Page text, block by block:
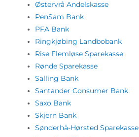
Østervrå Andelskasse
PenSam Bank
PFA Bank
Ringkjøbing Landbobank
Rise Flemløse Sparekasse
Rønde Sparekasse
Salling Bank
Santander Consumer Bank
Saxo Bank
Skjern Bank
Sønderhå-Hørsted Sparekasse